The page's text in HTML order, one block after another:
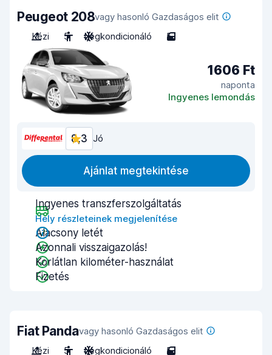
Peugeot 208vagy hasonló Gazdaságos elit
Kézi
5 Légkondicionáló 5
1606 Ft
naponta
Ingyenes lemondás
8,3 Jó
Ajánlat megtekintése
Ingyenes transzferszolgáltatás
Hely részleteinek megjelenítése
Alacsony letét
Azonnali visszaigazolás!
Korlátlan kilométer-használat
Fizetés
Fiat Pandavagy hasonló Gazdaságos elit
Kézi
5 Légkondicionáló 5